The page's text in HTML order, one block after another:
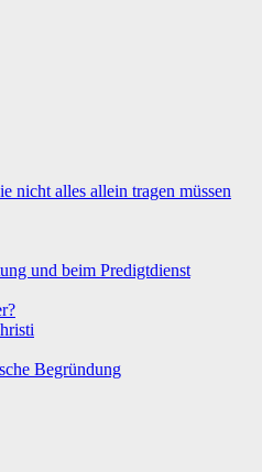
nicht alles allein tragen müssen
und beim Predigtdienst
Begründung